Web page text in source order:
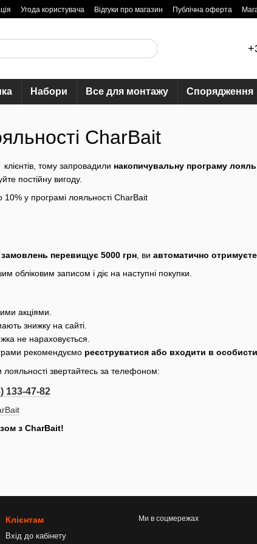
Угода користувача Відгуки про магазин Публічна оферта
Набори Все для монтажу Спорядження
CharBait
тому запровадили накопичувальну програму
постійну вигоду.
перевищує 5000 грн , ви автоматично
обліковим записом і діє на наступні покупки.
акціями.
знижку на сайті.
не нараховується.
рекомендуємо реєструватися або входити в
звертайтесь за телефоном:
133-47-82
з CharBait!
Клієнтам
Вхід до кабінету
Ми в соцмережах